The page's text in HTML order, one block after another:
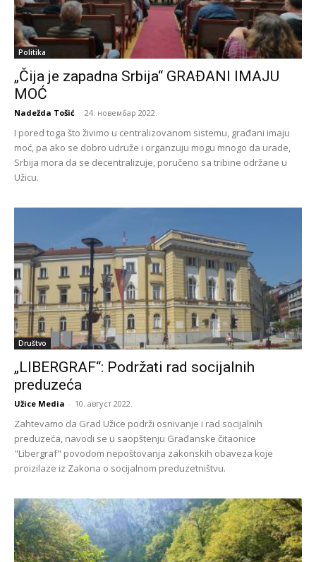
Politika
„Čija je zapadna Srbija“ GRAĐANI IMAJU
MOĆ
Nadežda Tošić - 24. новембар 2022.
I pored toga što živimo u centralizovanom sistemu, građani imaju
moć, pa ako se dobro udruže i organzuju mogu mnogo da urade,
Srbija mora da se decentralizuje, poručeno sa tribine održane u
Užicu.
Društvo
„LIBERGRAF“: Podržati rad socijalnih
preduzeća
Užice Media - 10. август 2022.
Zahtevamo da Grad Užice podrži osnivanje i rad socijalnih
preduzeća, navodi se u saopštenju Građanske čitaonice
"Libergraf" povodom nepoštovanja zakonskih obaveza koje
proizilaze iz Zakona o socijalnom preduzetništvu.